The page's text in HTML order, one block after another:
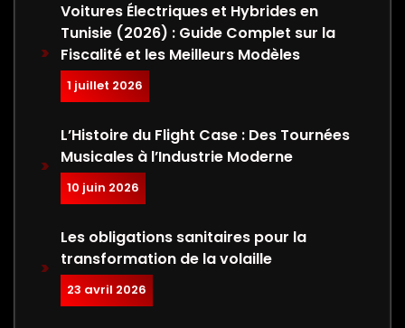
Voitures Électriques et Hybrides en
Tunisie (2026) : Guide Complet sur la
Fiscalité et les Meilleurs Modèles
1 juillet 2026
L’Histoire du Flight Case : Des Tournées
Musicales à l’Industrie Moderne
10 juin 2026
Les obligations sanitaires pour la
transformation de la volaille
23 avril 2026